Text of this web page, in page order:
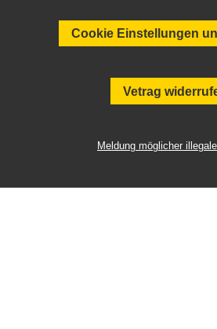
Cookie Einstellungen
Vetrag
Meldung möglicher